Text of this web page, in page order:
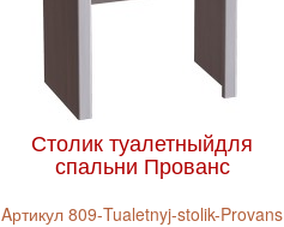
Столик туалетныйдля
спальни Прованс
Aртикул 809-Tualetnyj-stolik-Provans